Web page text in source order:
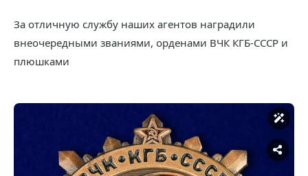
За отличную службу наших агентов наградили
внеочередными званиями, орденами ВЧК КГБ-СССР и
плюшками